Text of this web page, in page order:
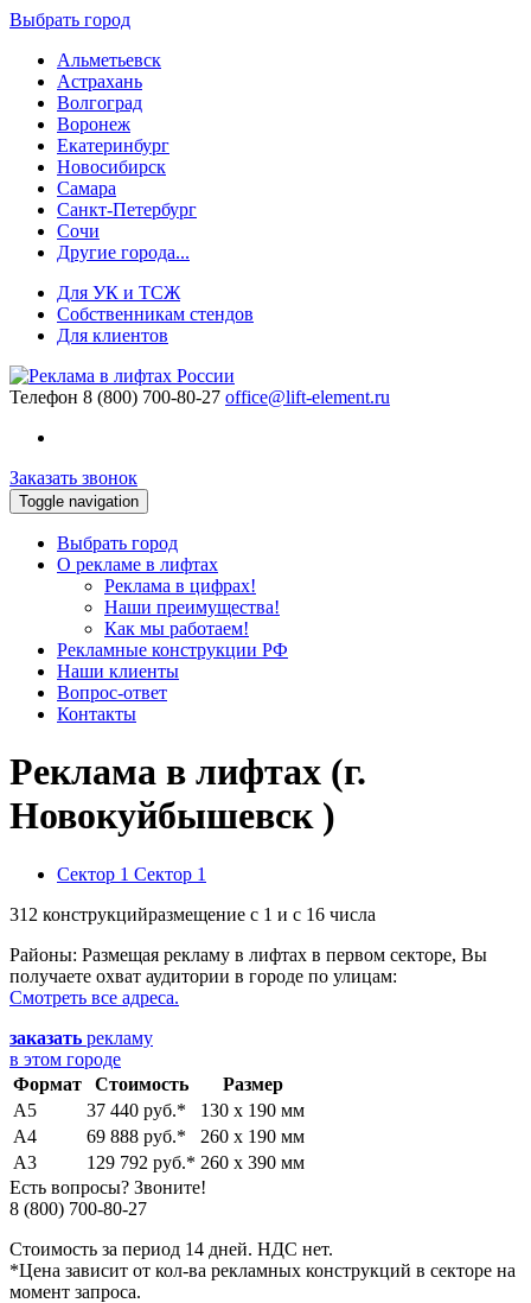
Выбрать город
Альметьевск
Астрахань
Волгоград
Воронеж
Екатеринбург
Новосибирск
Самара
Санкт-Петербург
Сочи
Другие города...
Для УК и ТСЖ
Собственникам стендов
Для клиентов
Телефон 8 (800) 700-80-27 office@lift-element.ru
Заказать звонок
Toggle navigation
Выбрать город
О рекламе в лифтах
Реклама в цифрах!
Наши преимущества!
Как мы работаем!
Рекламные конструкции РФ
Наши клиенты
Вопрос-ответ
Контакты
Реклама в лифтах (г.
Новокуйбышевск )
Сектор 1 Сектор 1
312 конструкцийразмещение с 1 и с 16 числа
Районы: Размещая рекламу в лифтах в первом секторе, Вы
получаете охват аудитории в городе по улицам:
Смотреть все адреса.
заказать рекламу
в этом городе
Формат
Стоимость
Размер
А5
37 440 руб.*
130 х 190 мм
А4
69 888 руб.*
260 х 190 мм
А3
129 792 руб.* 260 х 390 мм
Есть вопросы? Звоните!
8 (800) 700-80-27
Стоимость за период 14 дней. НДС нет.
*Цена зависит от кол-ва рекламных конструкций в секторе на
момент запроса.